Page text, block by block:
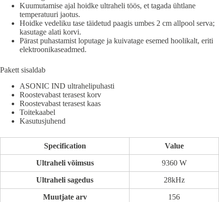
Kuumutamise ajal hoidke ultraheli töös, et tagada ühtlane
temperatuuri jaotus.
Hoidke vedeliku tase täidetud paagis umbes 2 cm allpool serva;
kasutage alati korvi.
Pärast puhastamist loputage ja kuivatage esemed hoolikalt, eriti
elektroonikaseadmed.
Pakett sisaldab
ASONIC IND ultrahelipuhasti
Roostevabast terasest korv
Roostevabast terasest kaas
Toitekaabel
Kasutusjuhend
Specification Value
Ultraheli võimsus 9360 W
Ultraheli sagedus 28kHz
Muutjate arv 156